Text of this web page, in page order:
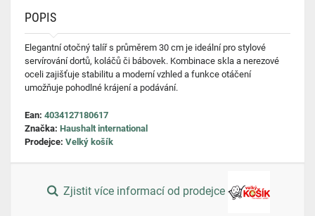
POPIS
Elegantní otočný talíř s průměrem 30 cm je ideální pro stylové
servírování dortů, koláčů či bábovek. Kombinace skla a nerezové
oceli zajišťuje stabilitu a moderní vzhled a funkce otáčení
umožňuje pohodlné krájení a podávání.
Ean: 4034127180617
Značka: Haushalt international
Prodejce: Velký košík
Zjistit více informací od prodejce